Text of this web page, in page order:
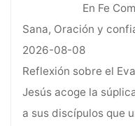
En Fe
Sana, Oración y
2026-08-08
Reflexión sobre el
Jesús acoge la
a sus discípulos que